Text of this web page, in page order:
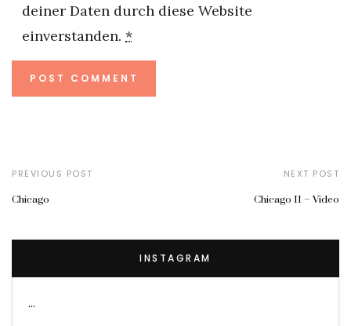
deiner Daten durch diese Website
einverstanden. *
PREVIOUS POST
Chicago
NEXT POST
Chicago II – Video
INSTAGRAM
…